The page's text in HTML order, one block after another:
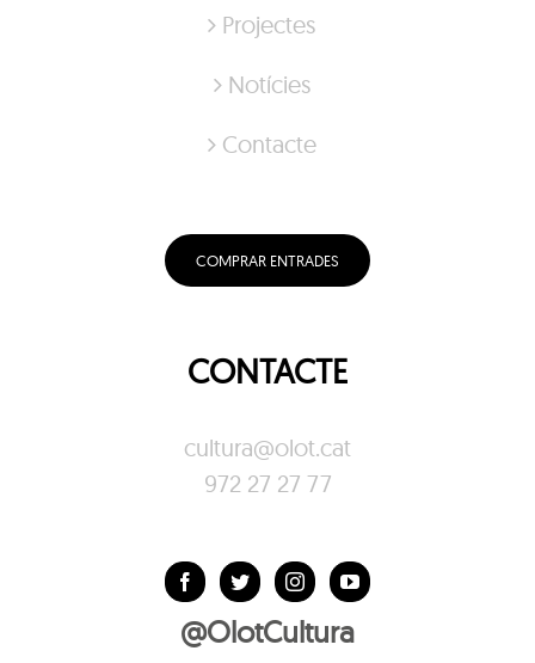
Projectes
Notícies
Contacte
COMPRAR ENTRADES
CONTACTE
cultura@olot.cat
972 27 27 77
@OlotCultura